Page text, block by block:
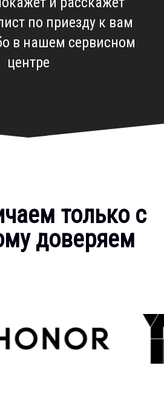
по приезду к вам
в нашем сервисном
центре
только с
доверяем